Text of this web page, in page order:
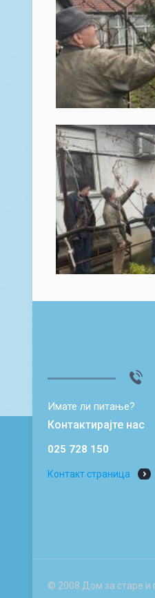
Имате ли питање?
Контактирајте нас
025 728 150
Контакт страница
© 2008 Дом за старе и